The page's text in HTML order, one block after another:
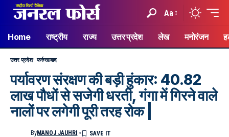
Aa
Home राष्ट्रीय राज्य उत्तर प्रदेश लेख मनोरंजन
उत्तर प्रदेश फर्रुखाबाद
पर्यावरण संरक्षण की बड़ी हुंकार: 40.82
लाख पौधों से सजेगी धरती, गंगा में गिरने वाले
नालों पर लगेगी पूरी तरह रोक |
ByMANOJ JAUHRI